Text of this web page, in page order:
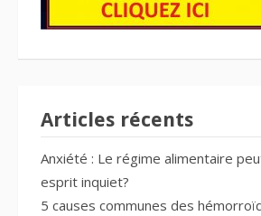
Articles récents
Anxiété : Le régime alimentaire
esprit inquiet?
5 causes communes des